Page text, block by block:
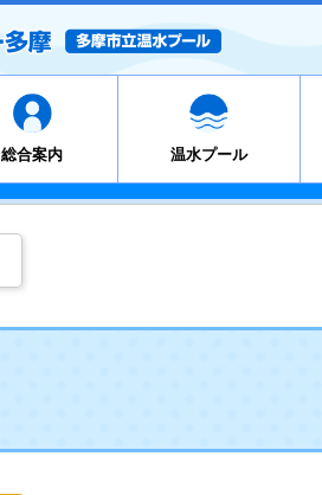
総合案内 温水プール